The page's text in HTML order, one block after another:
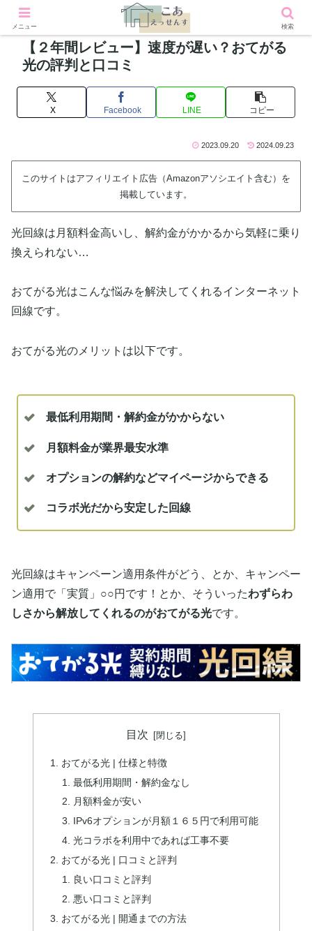
【２年間レビュー】速度が遅い？おてがる
光の評判と口コミ
X Facebook LINE コピー
2023.09.20 2024.09.23
このサイトはアフィリエイト広告（Amazonアソシエイト含む）を
掲載しています。
光回線は月額料金高いし、解約金がかかるから気軽に乗り
換えられない…
おてがる光はこんな悩みを解決してくれるインターネット
回線です。
おてがる光のメリットは以下です。
最低利用期間・解約金がかからない
月額料金が業界最安水準
オプションの解約などマイページからできる
コラボ光だから安定した回線
光回線はキャンペーン適用条件がどう、とか、キャンペー
ン適用で「実質」○○円です！とか、そういったわずらわ
しさから解放してくれるのがおてがる光です。
目次
おてがる光 | 仕様と特徴
最低利用期間・解約金なし
月額料金が安い
IPv6オプションが月額１６５円で利用可能
光コラボを利用中であれば工事不要
おてがる光 | 口コミと評判
良い口コミと評判
悪い口コミと評判
おてがる光 | 開通までの方法
メニュー 検索